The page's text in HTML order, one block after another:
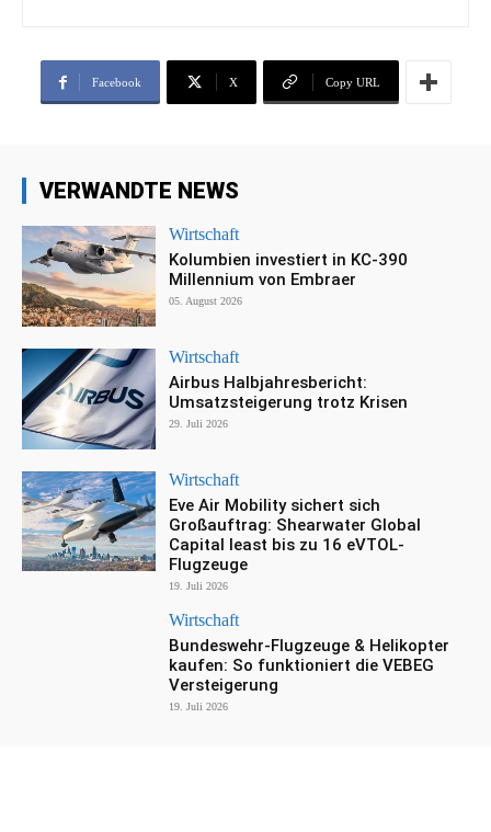
Facebook X Copy URL
VERWANDTE NEWS
Wirtschaft
Kolumbien investiert in KC-390
Millennium von Embraer
05. August 2026
Wirtschaft
Airbus Halbjahresbericht:
Umsatzsteigerung trotz Krisen
29. Juli 2026
Wirtschaft
Eve Air Mobility sichert sich
Großauftrag: Shearwater Global
Capital least bis zu 16 eVTOL-
Flugzeuge
19. Juli 2026
Wirtschaft
Bundeswehr-Flugzeuge & Helikopter
kaufen: So funktioniert die VEBEG
Versteigerung
19. Juli 2026